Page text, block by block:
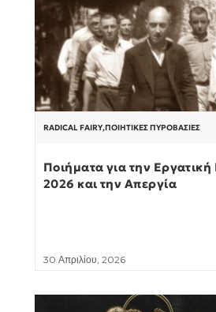
RADICAL FAIRY,ΠΟΙΗΤΙΚΈΣ ΠΥΡΟΒΑΣΊΕΣ
Ποιήματα για την
2026 και την Απεργία
30 Απριλίου, 2026